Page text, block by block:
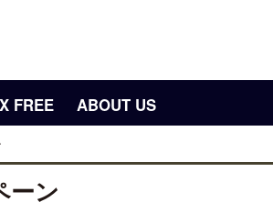
FREE ABOUT US
ーン